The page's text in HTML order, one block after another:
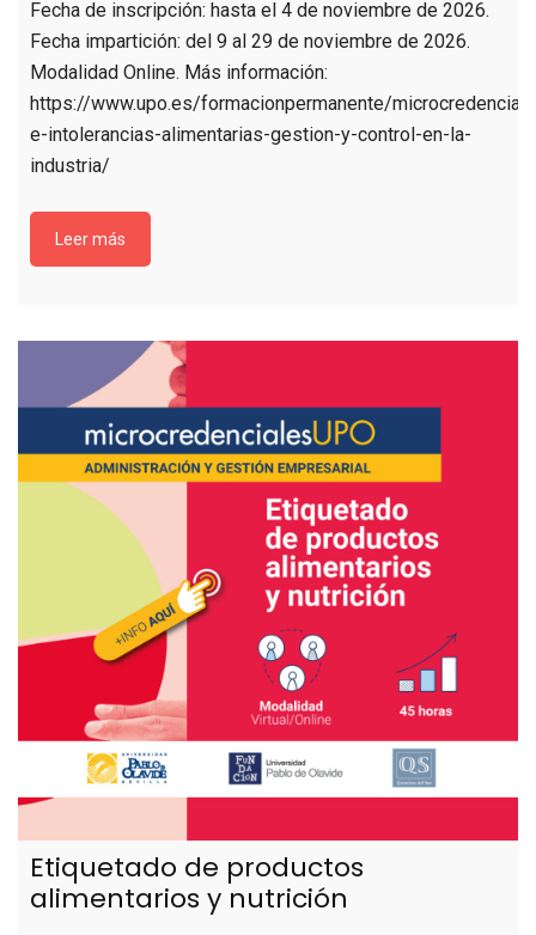
Fecha de inscripción: hasta el 4 de noviembre de 2026.
Fecha impartición: del 9 al 29 de noviembre de 2026.
Modalidad Online. Más información:
https://www.upo.es/formacionpermanente/
e-intolerancias-alimentarias-gestion-y-control-en-la-
industria/
Leer más
Etiquetado de productos
alimentarios y nutrición